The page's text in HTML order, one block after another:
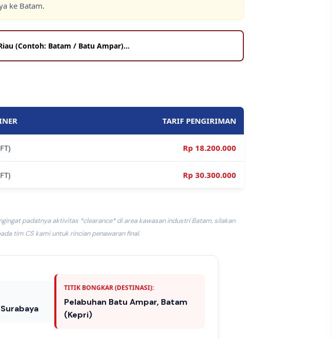
ke Batam.
TARIF PENGIRIMAN
Rp 18.200.000
Rp 30.300.000
padatnya aktivitas *clearance* di area kawasan industri Batam, silakan
tim CS kami untuk rincian penawaran final.
TITIK BONGKAR (DESTINASI):
Pelabuhan Batu Ampar, Batam
(Kepri)